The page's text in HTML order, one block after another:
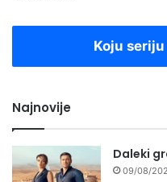
Koju
Najnovije
Daleki
09/08/